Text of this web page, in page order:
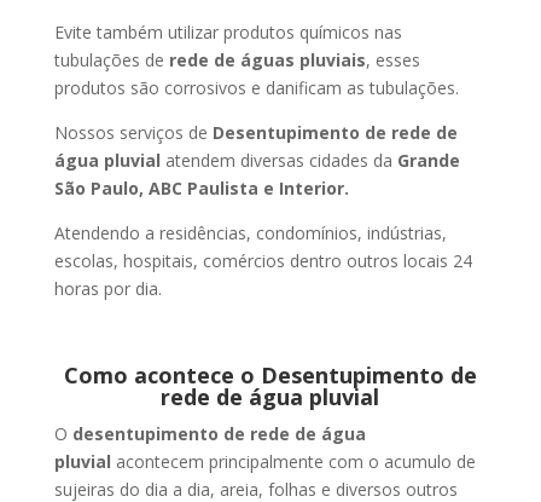
Evite também utilizar produtos químicos nas
tubulações de rede de águas pluviais, esses
produtos são corrosivos e danificam as tubulações.
Nossos serviços de Desentupimento de rede de
água pluvial atendem diversas cidades da Grande
São Paulo, ABC Paulista e Interior.
Atendendo a residências, condomínios, indústrias,
escolas, hospitais, comércios dentro outros locais 24
horas por dia.
Como acontece o Desentupimento de
rede de água pluvial
O desentupimento de rede de água
pluvial acontecem principalmente com o acumulo de
sujeiras do dia a dia, areia, folhas e diversos outros